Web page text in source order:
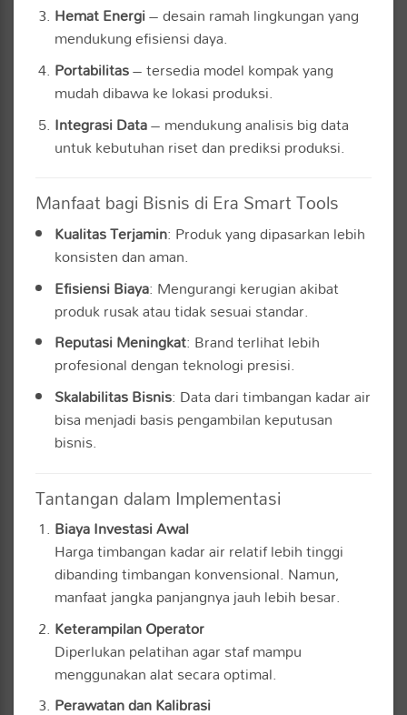
Hemat Energi– desain ramah lingkungan yang
mendukung efisiensi daya.
Portabilitas– tersedia model kompak yang
mudah dibawa ke lokasi produksi.
Integrasi Data– mendukung analisis big data
untuk kebutuhan riset dan prediksi produksi.
Manfaat bagi Bisnis di Era Smart Tools
Kualitas Terjamin: Produk yang dipasarkan lebih
konsisten dan aman.
Efisiensi Biaya: Mengurangi kerugian akibat
produk rusak atau tidak sesuai standar.
Reputasi Meningkat: Brand terlihat lebih
profesional dengan teknologi presisi.
Skalabilitas Bisnis: Data dari timbangan kadar air
bisa menjadi basis pengambilan keputusan
bisnis.
Tantangan dalam Implementasi
Biaya Investasi Awal
Harga timbangan kadar air relatif lebih tinggi
dibanding timbangan konvensional. Namun,
manfaat jangka panjangnya jauh lebih besar.
Keterampilan Operator
Diperlukan pelatihan agar staf mampu
menggunakan alat secara optimal.
Perawatan dan Kalibrasi